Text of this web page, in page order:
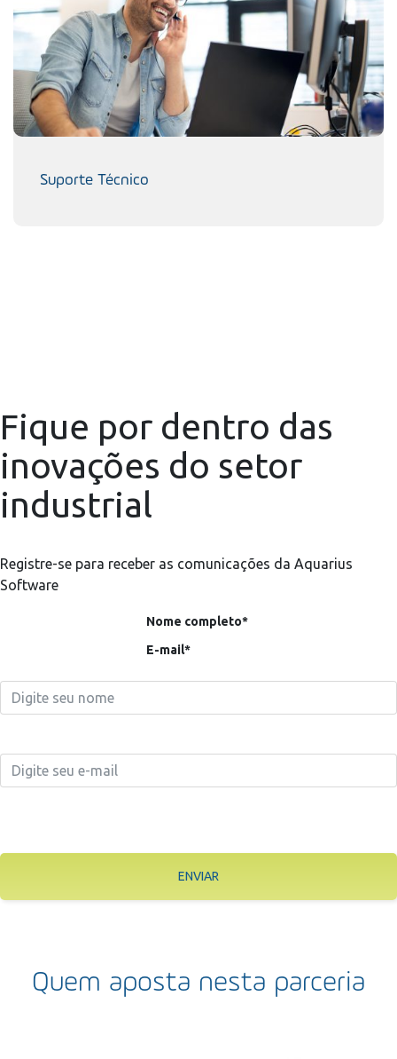
Suporte Técnico
Fique por dentro das
inovações do setor
industrial
Registre-se para receber as comunicações da Aquarius
Software
Nome completo*
E-mail*
ENVIAR
Quem aposta nesta parceria